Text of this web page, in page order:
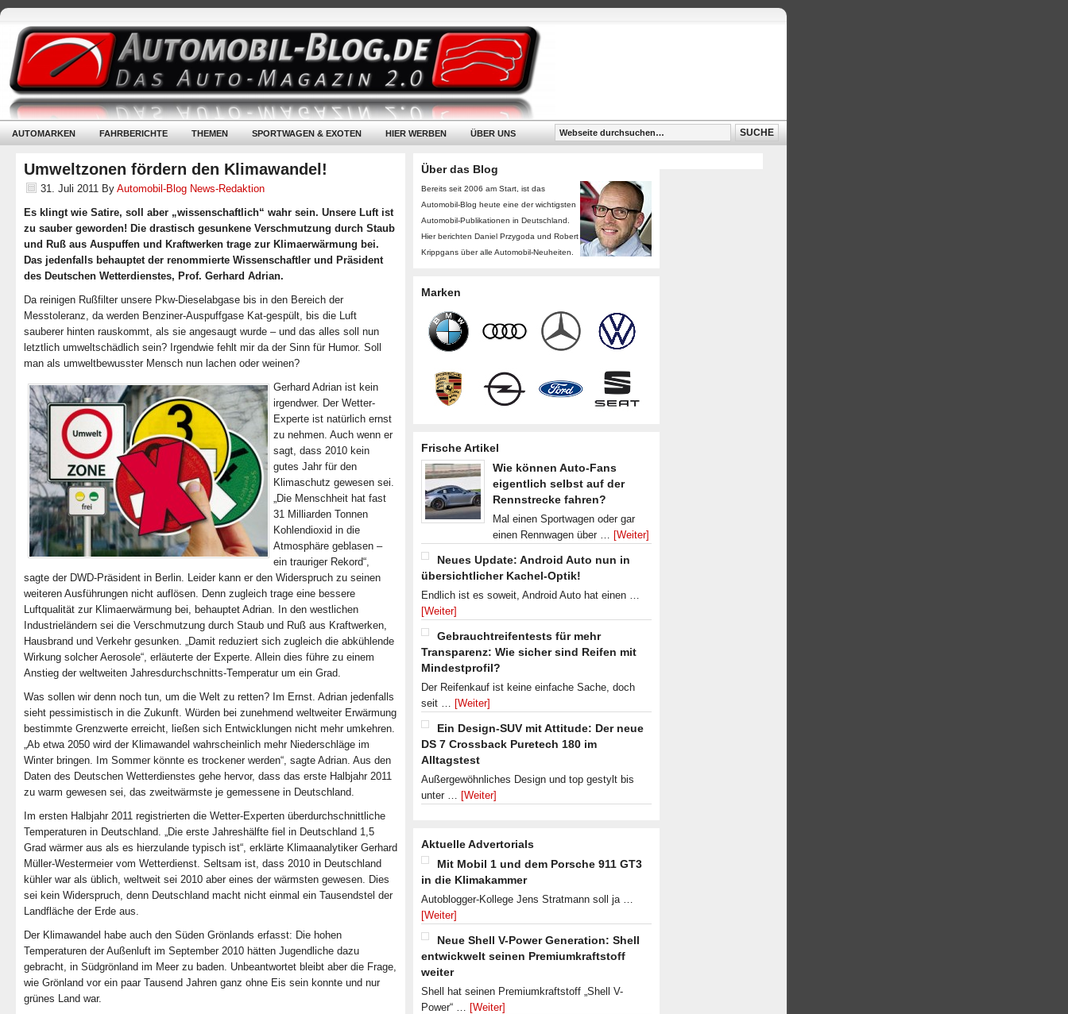
AUTOMARKEN FAHRBERICHTE THEMEN SPORTWAGEN & EXOTEN HIER WERBEN ÜBER UNS
Umweltzonen fördern den Klimawandel!
31. Juli 2011 By Automobil-Blog News-Redaktion
Es klingt wie Satire, soll aber „wissenschaftlich“ wahr sein. Unsere Luft ist
zu sauber geworden! Die drastisch gesunkene Verschmutzung durch Staub
und Ruß aus Auspuffen und Kraftwerken trage zur Klimaerwärmung bei.
Das jedenfalls behauptet der renommierte Wissenschaftler und Präsident
des Deutschen Wetterdienstes, Prof. Gerhard Adrian.
Da reinigen Rußfilter unsere Pkw-Dieselabgase bis in den Bereich der
Messtoleranz, da werden Benziner-Auspuffgase Kat-gespült, bis die Luft
sauberer hinten rauskommt, als sie angesaugt wurde – und das alles soll nun
letztlich umweltschädlich sein? Irgendwie fehlt mir da der Sinn für Humor. Soll
man als umweltbewusster Mensch nun lachen oder weinen?
Gerhard Adrian ist kein
irgendwer. Der Wetter-
Experte ist natürlich ernst
zu nehmen. Auch wenn er
sagt, dass 2010 kein
gutes Jahr für den
Klimaschutz gewesen sei.
„Die Menschheit hat fast
31 Milliarden Tonnen
Kohlendioxid in die
Atmosphäre geblasen –
ein trauriger Rekord“,
sagte der DWD-Präsident in Berlin. Leider kann er den Widerspruch zu seinen
weiteren Ausführungen nicht auflösen. Denn zugleich trage eine bessere
Luftqualität zur Klimaerwärmung bei, behauptet Adrian. In den westlichen
Industrieländern sei die Verschmutzung durch Staub und Ruß aus Kraftwerken,
Hausbrand und Verkehr gesunken. „Damit reduziert sich zugleich die abkühlende
Wirkung solcher Aerosole“, erläuterte der Experte. Allein dies führe zu einem
Anstieg der weltweiten Jahresdurchschnitts-Temperatur um ein Grad.
Was sollen wir denn noch tun, um die Welt zu retten? Im Ernst. Adrian jedenfalls
sieht pessimistisch in die Zukunft. Würden bei zunehmend weltweiter Erwärmung
bestimmte Grenzwerte erreicht, ließen sich Entwicklungen nicht mehr umkehren.
„Ab etwa 2050 wird der Klimawandel wahrscheinlich mehr Niederschläge im
Winter bringen. Im Sommer könnte es trockener werden“, sagte Adrian. Aus den
Daten des Deutschen Wetterdienstes gehe hervor, dass das erste Halbjahr 2011
zu warm gewesen sei, das zweitwärmste je gemessene in Deutschland.
Im ersten Halbjahr 2011 registrierten die Wetter-Experten überdurchschnittliche
Temperaturen in Deutschland. „Die erste Jahreshälfte fiel in Deutschland 1,5
Grad wärmer aus als es hierzulande typisch ist“, erklärte Klimaanalytiker Gerhard
Müller-Westermeier vom Wetterdienst. Seltsam ist, dass 2010 in Deutschland
kühler war als üblich, weltweit sei 2010 aber eines der wärmsten gewesen. Dies
sei kein Widerspruch, denn Deutschland macht nicht einmal ein Tausendstel der
Landfläche der Erde aus.
Der Klimawandel habe auch den Süden Grönlands erfasst: Die hohen
Temperaturen der Außenluft im September 2010 hätten Jugendliche dazu
gebracht, in Südgrönland im Meer zu baden. Unbeantwortet bleibt aber die Frage,
wie Grönland vor ein paar Tausend Jahren ganz ohne Eis sein konnte und nur
grünes Land war.
Über das Blog
Bereits seit 2006 am Start, ist das
Automobil-Blog heute eine der wichtigsten
Automobil-Publikationen in Deutschland.
Hier berichten Daniel Przygoda und Robert
Krippgans über alle Automobil-Neuheiten.
Marken
Frische Artikel
Wie können Auto-Fans
eigentlich selbst auf der
Rennstrecke fahren?
Mal einen Sportwagen oder gar
einen Rennwagen über … [Weiter]
Neues Update: Android Auto nun in
übersichtlicher Kachel-Optik!
Endlich ist es soweit, Android Auto hat einen …
[Weiter]
Gebrauchtreifentests für mehr
Transparenz: Wie sicher sind Reifen mit
Mindestprofil?
Der Reifenkauf ist keine einfache Sache, doch
seit … [Weiter]
Ein Design-SUV mit Attitude: Der neue
DS 7 Crossback Puretech 180 im
Alltagstest
Außergewöhnliches Design und top gestylt bis
unter … [Weiter]
Aktuelle Advertorials
Mit Mobil 1 und dem Porsche 911 GT3
in die Klimakammer
Autoblogger-Kollege Jens Stratmann soll ja …
[Weiter]
Neue Shell V-Power Generation: Shell
entwickwelt seinen Premiumkraftstoff
weiter
Shell hat seinen Premiumkraftstoff „Shell V-
Power“ … [Weiter]